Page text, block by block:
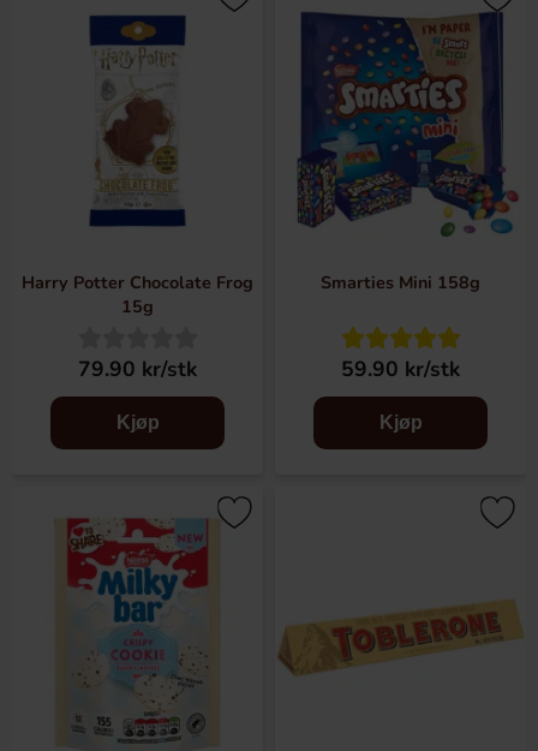
Harry Potter Chocolate Frog
15g
79.90 kr/stk
Kjøp
Smarties Mini 158g
59.90 kr/stk
Kjøp